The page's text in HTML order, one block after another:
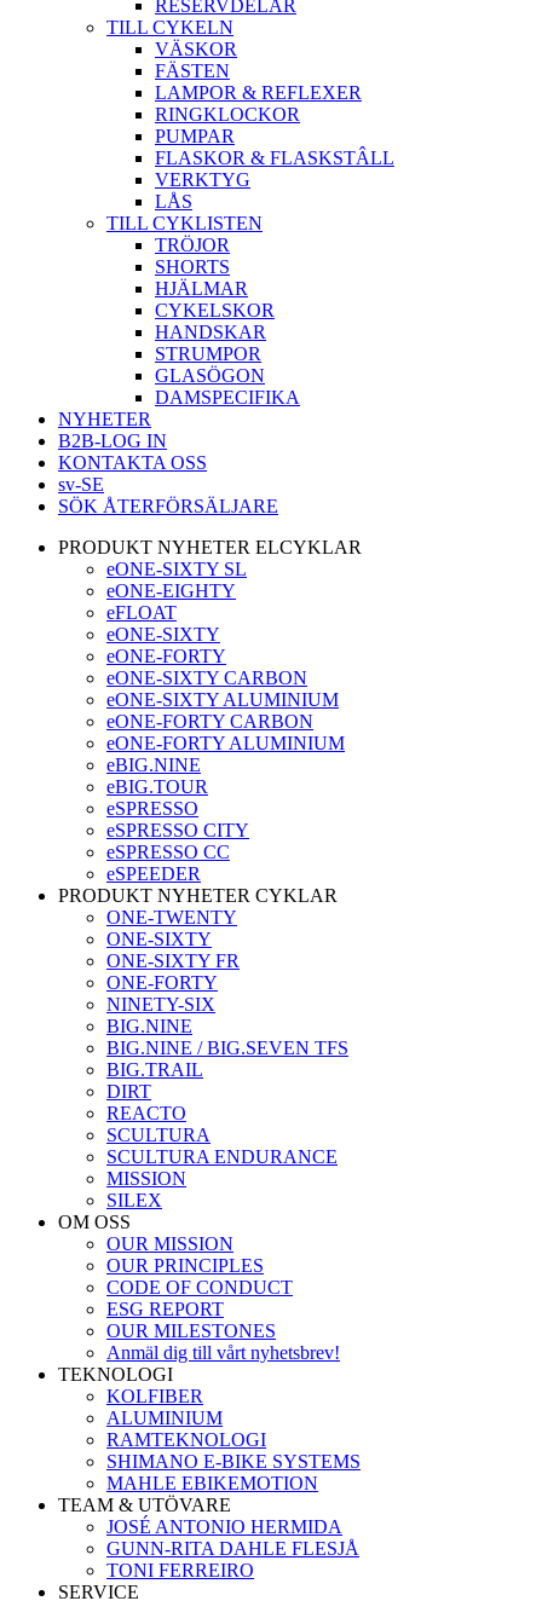
RESERVDELAR
TILL CYKELN
VÄSKOR
FÄSTEN
LAMPOR & REFLEXER
RINGKLOCKOR
PUMPAR
FLASKOR & FLASKSTÂLL
VERKTYG
LÅS
TILL CYKLISTEN
TRÖJOR
SHORTS
HJÄLMAR
CYKELSKOR
HANDSKAR
STRUMPOR
GLASÖGON
DAMSPECIFIKA
NYHETER
B2B-LOG IN
KONTAKTA OSS
sv-SE
SÖK ÅTERFÖRSÄLJARE
PRODUKT NYHETER ELCYKLAR
eONE-SIXTY SL
eONE-EIGHTY
eFLOAT
eONE-SIXTY
eONE-FORTY
eONE-SIXTY CARBON
eONE-SIXTY ALUMINIUM
eONE-FORTY CARBON
eONE-FORTY ALUMINIUM
eBIG.NINE
eBIG.TOUR
eSPRESSO
eSPRESSO CITY
eSPRESSO CC
eSPEEDER
PRODUKT NYHETER CYKLAR
ONE-TWENTY
ONE-SIXTY
ONE-SIXTY FR
ONE-FORTY
NINETY-SIX
BIG.NINE
BIG.NINE / BIG.SEVEN TFS
BIG.TRAIL
DIRT
REACTO
SCULTURA
SCULTURA ENDURANCE
MISSION
SILEX
OM OSS
OUR MISSION
OUR PRINCIPLES
CODE OF CONDUCT
ESG REPORT
OUR MILESTONES
Anmäl dig till vårt nyhetsbrev!
TEKNOLOGI
KOLFIBER
ALUMINIUM
RAMTEKNOLOGI
SHIMANO E-BIKE SYSTEMS
MAHLE EBIKEMOTION
TEAM & UTÖVARE
JOSÉ ANTONIO HERMIDA
GUNN-RITA DAHLE FLESJÅ
TONI FERREIRO
SERVICE